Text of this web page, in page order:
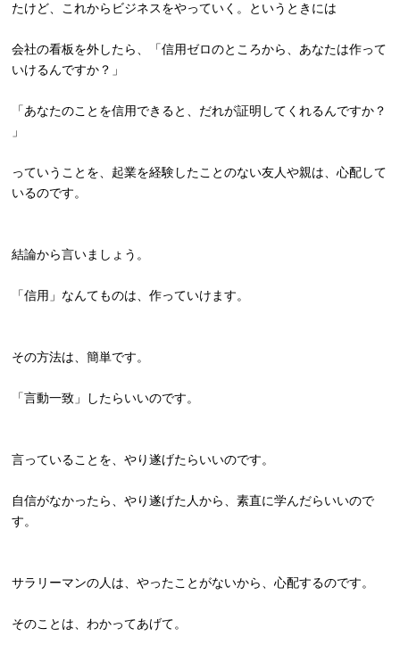
たけど、これからビジネスをやっていく。というときには
会社の看板を外したら、「信用ゼロのところから、 あなたは作って
いけるんですか？」
「あなたのことを信用できると、だれが証明してくれるんですか？
」
っていうことを、起業を経験したことのない友人や親は、心配して
いるのです。
結論から言いましょう。
「信用」なんてものは、作っていけます。
その方法は、簡単です。
「言動一致」したらいいのです。
言っていることを、やり遂げたらいいのです。
自信がなかったら、やり遂げた人から、素直に学んだらいいので
す。
サラリーマンの人は、やったことがないから、心配するのです。
そのことは、わかってあげて。